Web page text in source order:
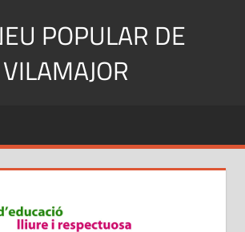
POPULAR DE
VILAMAJOR